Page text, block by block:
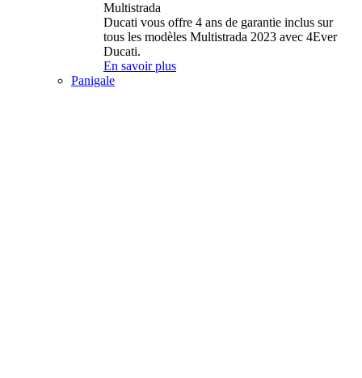
Multistrada
Ducati vous offre 4 ans de garantie inclus sur
tous les modèles Multistrada 2023 avec 4Ever
Ducati.
En savoir plus
Panigale